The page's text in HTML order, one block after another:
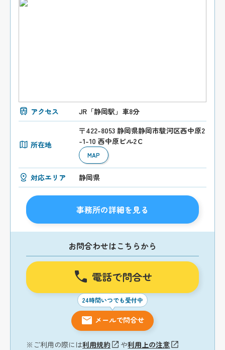
アクセス JR「静岡駅」車8分
所在地
〒422-8053 静岡県静岡市駿河区西中原2
-1-10 西中原ビル2Ｃ
MAP
対応エリア 静岡県
事務所の詳細を見る
お問合わせはこちらから
電話で問合せ
24時間いつでも受付中
メールで問合せ
※ご利用の際には利用規約 や利用上の注意